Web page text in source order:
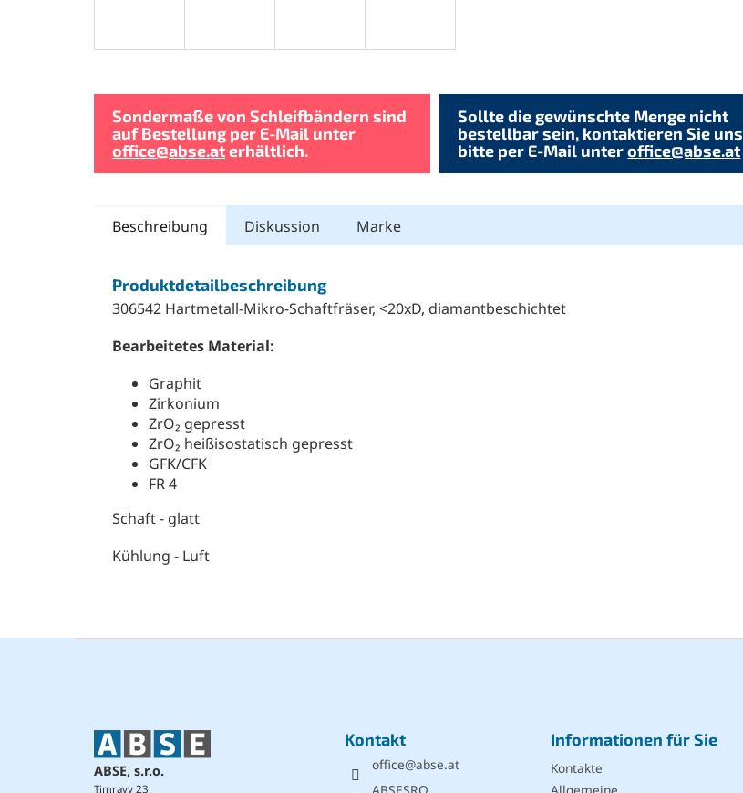
Sondermaße von Schleifbändern sind
auf Bestellung per E-Mail unter
office@abse.aterhältlich.
Sollte die gewünschte Menge nicht
bestellbar sein, kontaktieren Sie uns
bitte per E-Mail unteroffice@abse.at
Beschreibung Diskussion Marke
Produktdetailbeschreibung
306542 Hartmetall-Mikro-Schaftfräser, <20xD, diamantbeschichtet
Bearbeitetes Material:
Graphit
Zirkonium
ZrO₂ gepresst
ZrO₂ heißisostatisch gepresst
GFK/CFK
FR 4
Schaft - glatt
Kühlung - Luft
ABSE, s.r.o.
Timravy 23
Kontakt
office@abse.at
Informationen für Sie
Kontakte